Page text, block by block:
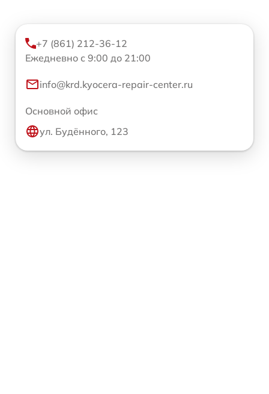
+7 (861) 212-36-12
Ежедневно с 9:00 до 21:00
info@krd.kyocera-repair-center.ru
Основной офис
ул. Будённого, 123